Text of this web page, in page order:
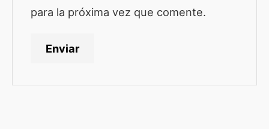
para la próxima vez que comente.